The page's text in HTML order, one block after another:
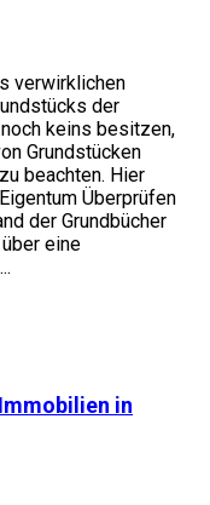
verwirklichen
der
keins besitzen,
Grundstücken
beachten. Hier
Überprüfen
der Grundbücher
eine
in